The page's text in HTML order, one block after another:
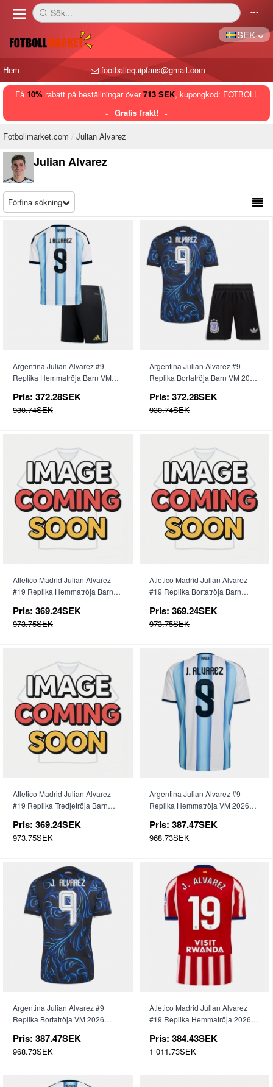
󰅼 Sök... 󰄒
SEK
Hem footballequipfans@gmail.com
Få 10%rabatt på beställningar över713 SEK, kupongkod: FOTBOLL
Gratis frakt!
Fotbollmarket.com Julian Alvarez
Julian Alvarez
Förfina sökning
Argentina Julian Alvarez #9
Replika Hemmatröja Barn VM
Pris: 372.28SEK
930.74SEK
Argentina Julian Alvarez #9
Replika Bortatröja Barn VM 2026
Pris: 372.28SEK
930.74SEK
Atletico Madrid Julian Alvarez
#19 Replika Hemmatröja Barn
Pris: 369.24SEK
973.75SEK
Atletico Madrid Julian Alvarez
#19 Replika Bortatröja Barn
Pris: 369.24SEK
973.75SEK
Atletico Madrid Julian Alvarez
#19 Replika Tredjetröja Barn
Pris: 369.24SEK
973.75SEK
Argentina Julian Alvarez #9
Replika Hemmatröja VM 2026
Pris: 387.47SEK
968.73SEK
Argentina Julian Alvarez #9
Replika Bortatröja VM 2026
Pris: 387.47SEK
968.73SEK
Atletico Madrid Julian Alvarez
#19 Replika Hemmatröja 2026-
Pris: 384.43SEK
1 011.73SEK